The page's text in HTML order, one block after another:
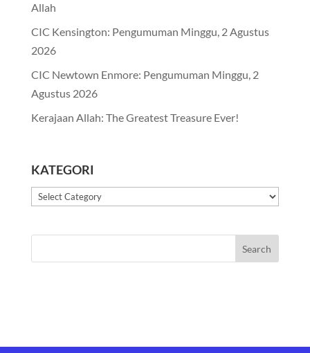
Allah
CIC Kensington: Pengumuman Minggu, 2 Agustus
2026
CIC Newtown Enmore: Pengumuman Minggu, 2
Agustus 2026
Kerajaan Allah: The Greatest Treasure Ever!
KATEGORI
Kategori